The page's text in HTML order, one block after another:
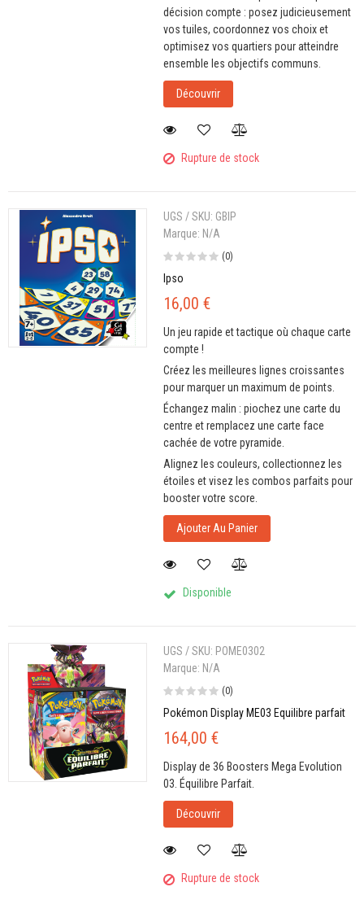
décision compte : posez judicieusement
vos tuiles, coordonnez vos choix et
optimisez vos quartiers pour atteindre
ensemble les objectifs communs.
Découvrir
Rupture de stock
UGS / SKU: GBIP
Marque: N/A
(0)
Ipso
16,00 €
Un jeu rapide et tactique où chaque carte
compte !
Créez les meilleures lignes croissantes
pour marquer un maximum de points.
Échangez malin : piochez une carte du
centre et remplacez une carte face
cachée de votre pyramide.
Alignez les couleurs, collectionnez les
étoiles et visez les combos parfaits pour
booster votre score.
Ajouter Au Panier
Disponible
UGS / SKU: POME0302
Marque: N/A
(0)
Pokémon Display ME03 Equilibre parfait
164,00 €
Display de 36 Boosters Mega Evolution
03. Équilibre Parfait.
Découvrir
Rupture de stock